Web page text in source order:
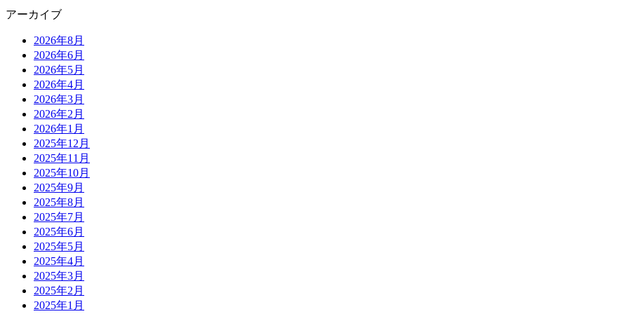
アーカイブ
2026年8月
2026年6月
2026年5月
2026年4月
2026年3月
2026年2月
2026年1月
2025年12月
2025年11月
2025年10月
2025年9月
2025年8月
2025年7月
2025年6月
2025年5月
2025年4月
2025年3月
2025年2月
2025年1月